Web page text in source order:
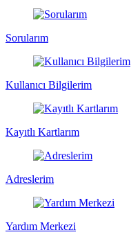
Sorularım
Kullanıcı Bilgilerim
Kayıtlı Kartlarım
Adreslerim
Yardım Merkezi